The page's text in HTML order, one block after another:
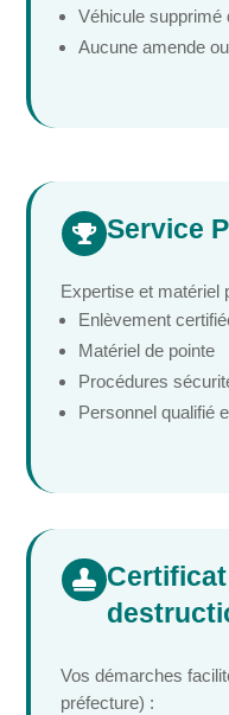
Véhicule supprimé
Aucune amende
 Service
Expertise et matériel
Enlèvement
Matériel de pointe
Procédures
Personnel qualifié

Vos démarches
préfecture) :